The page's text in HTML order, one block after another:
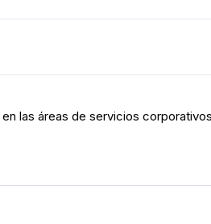
las áreas de servicios